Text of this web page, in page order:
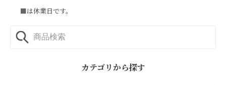
■は休業日です。
カテゴリから探す